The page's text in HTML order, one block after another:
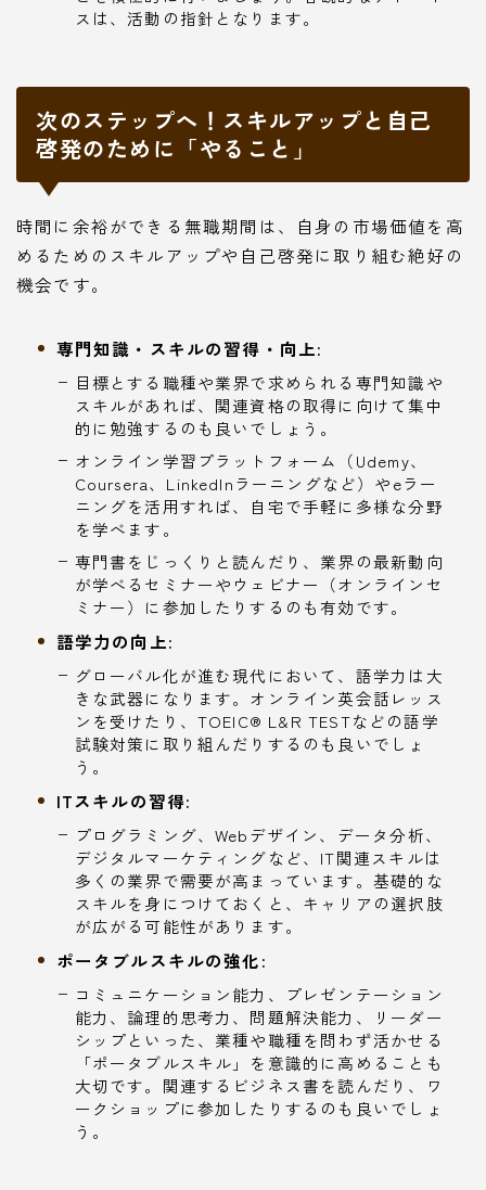
スは、活動の指針となります。
次のステップへ！スキルアップと自己
啓発のために「やること」
時間に余裕ができる無職期間は、自身の市場価値を高
めるためのスキルアップや自己啓発に取り組む絶好の
機会です。
専門知識・スキルの習得・向上:
目標とする職種や業界で求められる専門知識や
スキルがあれば、関連資格の取得に向けて集中
的に勉強するのも良いでしょう。
オンライン学習プラットフォーム（Udemy、
Coursera、LinkedInラーニングなど）やeラー
ニングを活用すれば、自宅で手軽に多様な分野
を学べます。
専門書をじっくりと読んだり、業界の最新動向
が学べるセミナーやウェビナー（オンラインセ
ミナー）に参加したりするのも有効です。
語学力の向上:
グローバル化が進む現代において、語学力は大
きな武器になります。オンライン英会話レッス
ンを受けたり、TOEIC® L&R TESTなどの語学
試験対策に取り組んだりするのも良いでしょ
う。
ITスキルの習得:
プログラミング、Webデザイン、データ分析、
デジタルマーケティングなど、IT関連スキルは
多くの業界で需要が高まっています。基礎的な
スキルを身につけておくと、キャリアの選択肢
が広がる可能性があります。
ポータブルスキルの強化:
コミュニケーション能力、プレゼンテーション
能力、論理的思考力、問題解決能力、リーダー
シップといった、業種や職種を問わず活かせる
「ポータブルスキル」を意識的に高めることも
大切です。関連するビジネス書を読んだり、ワ
ークショップに参加したりするのも良いでしょ
う。